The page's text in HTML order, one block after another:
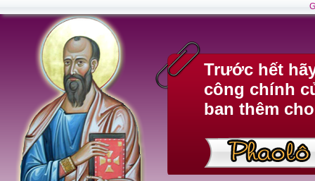
Trước hết
công chính
ban thêm cho